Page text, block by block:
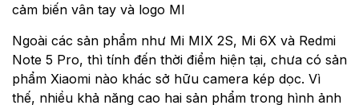
cảm biến vân tay và logo MI
Ngoài các sản phẩm như Mi MIX 2S, Mi 6X và Redmi
Note 5 Pro, thì tính đến thời điểm hiện tại, chưa có sản
phẩm Xiaomi nào khác sở hữu camera kép dọc. Vì
thế, nhiều khả năng cao hai sản phẩm trong hình ảnh